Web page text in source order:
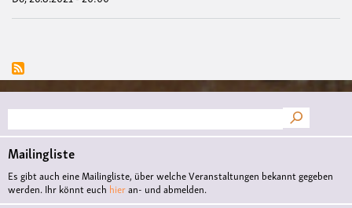
Suche
Mailingliste
Es gibt auch eine Mailingliste, über welche Veranstaltungen bekannt gegeben
werden. Ihr könnt euch hieran- und abmelden.